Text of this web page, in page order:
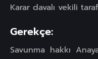
Karar davalı vekili
Gerekçe:
Savunma hakkı